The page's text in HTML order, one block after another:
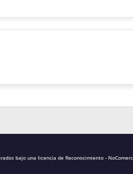
bajo una licencia de Reconocimiento -